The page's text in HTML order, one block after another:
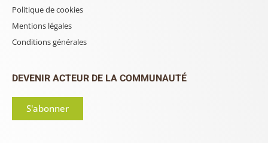
Politique de cookies
Mentions légales
Conditions générales
DEVENIR ACTEUR DE LA COMMUNAUTÉ
S'abonner